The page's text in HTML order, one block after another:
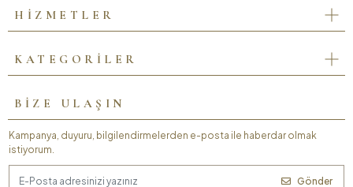
HİZMETLER
KATEGORİLER
BİZE ULAŞIN
Kampanya, duyuru, bilgilendirmelerden e-posta ile haberdar olmak
istiyorum.
Gönder